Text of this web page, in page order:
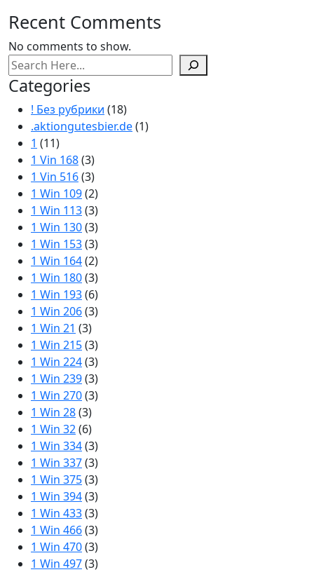
Recent Comments
No comments to show.
Search
Categories
! Без рубрики (18)
.aktiongutesbier.de(1)
1 (11)
1 Vin 168(3)
1 Vin 516(3)
1 Win 109(2)
1 Win 113(3)
1 Win 130(3)
1 Win 153(3)
1 Win 164(2)
1 Win 180(3)
1 Win 193(6)
1 Win 206(3)
1 Win 21 (3)
1 Win 215(3)
1 Win 224(3)
1 Win 239(3)
1 Win 270(3)
1 Win 28(3)
1 Win 32(6)
1 Win 334(3)
1 Win 337(3)
1 Win 375(3)
1 Win 394(3)
1 Win 433(3)
1 Win 466(3)
1 Win 470(3)
1 Win 497(3)